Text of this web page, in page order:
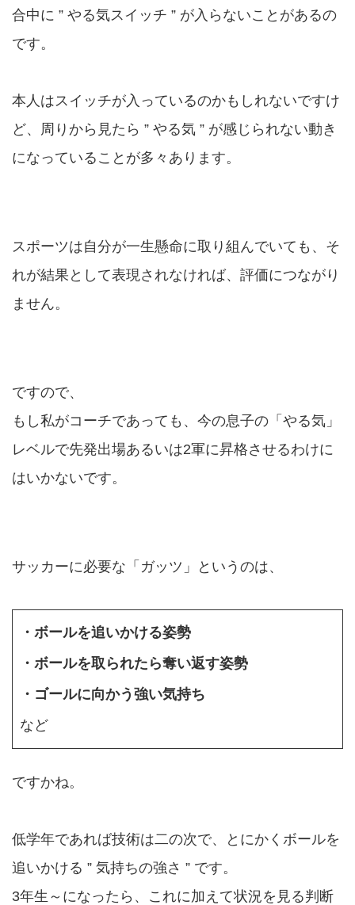
合中に ” やる気スイッチ ” が入らないことがあるの
です。
本人はスイッチが入っているのかもしれないですけ
ど、周りから見たら ” やる気 ” が感じられない動き
になっていることが多々あります。
スポーツは自分が一生懸命に取り組んでいても、そ
れが結果として表現されなければ、評価につながり
ません。
ですので、
もし私がコーチであっても、今の息子の「やる気」
レベルで先発出場あるいは2軍に昇格させるわけに
はいかないです。
サッカーに必要な「ガッツ」というのは、
・ボールを追いかける姿勢
・ボールを取られたら奪い返す姿勢
・ゴールに向かう強い気持ち
など
ですかね。
低学年であれば技術は二の次で、とにかくボールを
追いかける ” 気持ちの強さ ” です。
3年生～になったら、これに加えて状況を見る判断